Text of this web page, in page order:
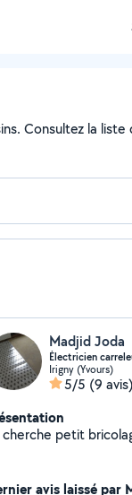
Consultez la
Madjid Joda
Électricien
Irigny (Yvours)
5/5 (9 avis)
cherche petit
avis laissé par